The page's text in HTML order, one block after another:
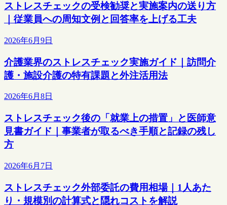
ストレスチェックの受検勧奨と実施案内の送り方
｜従業員への周知文例と回答率を上げる工夫
2026年6月9日
介護業界のストレスチェック実施ガイド｜訪問介
護・施設介護の特有課題と外注活用法
2026年6月8日
ストレスチェック後の「就業上の措置」と医師意
見書ガイド｜事業者が取るべき手順と記録の残し
方
2026年6月7日
ストレスチェック外部委託の費用相場｜1人あた
り・規模別の計算式と隠れコストを解説